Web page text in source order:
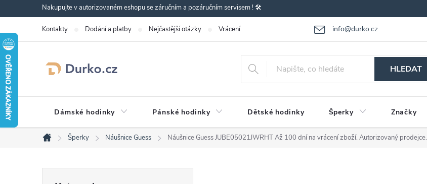
na
obsah
Nakupujte v autorizovaném eshopu se záručním a pozáručním servisem ! 🛠️
info@durko.cz
Kontakty Dodání a platby Nejčastější otázky Vrácení - výměna zboží Reklamace zboží Obchodní podmínky
HLEDAT
Dámské hodinky Pánské hodinky Dětské hodinky Šperky Značky
Domů
Šperky Náušnice Guess Náušnice Guess JUBE05021JWRHTAž 100 dní na vrácení zboží. Autorizovaný prodejce.